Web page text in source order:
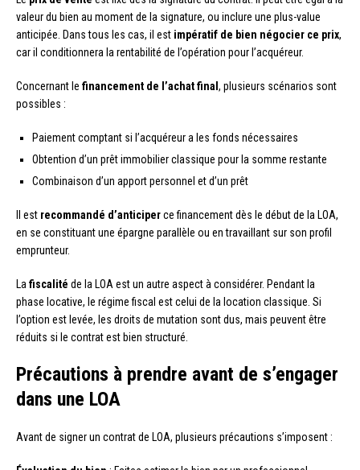
valeur du bien au moment de la signature, ou inclure une plus-value
anticipée. Dans tous les cas, il est impératif de bien négocier ce prix,
car il conditionnera la rentabilité de l’opération pour l’acquéreur.
Concernant le financement de l’achat final, plusieurs scénarios sont
possibles :
Paiement comptant si l’acquéreur a les fonds nécessaires
Obtention d’un prêt immobilier classique pour la somme restante
Combinaison d’un apport personnel et d’un prêt
Il est recommandé d’anticiperce financement dès le début de la LOA,
en se constituant une épargne parallèle ou en travaillant sur son profil
emprunteur.
La fiscalité de la LOA est un autre aspect à considérer. Pendant la
phase locative, le régime fiscal est celui de la location classique. Si
l’option est levée, les droits de mutation sont dus, mais peuvent être
réduits si le contrat est bien structuré.
Précautions à prendre avant de s’engager
dans une LOA
Avant de signer un contrat de LOA, plusieurs précautions s’imposent :